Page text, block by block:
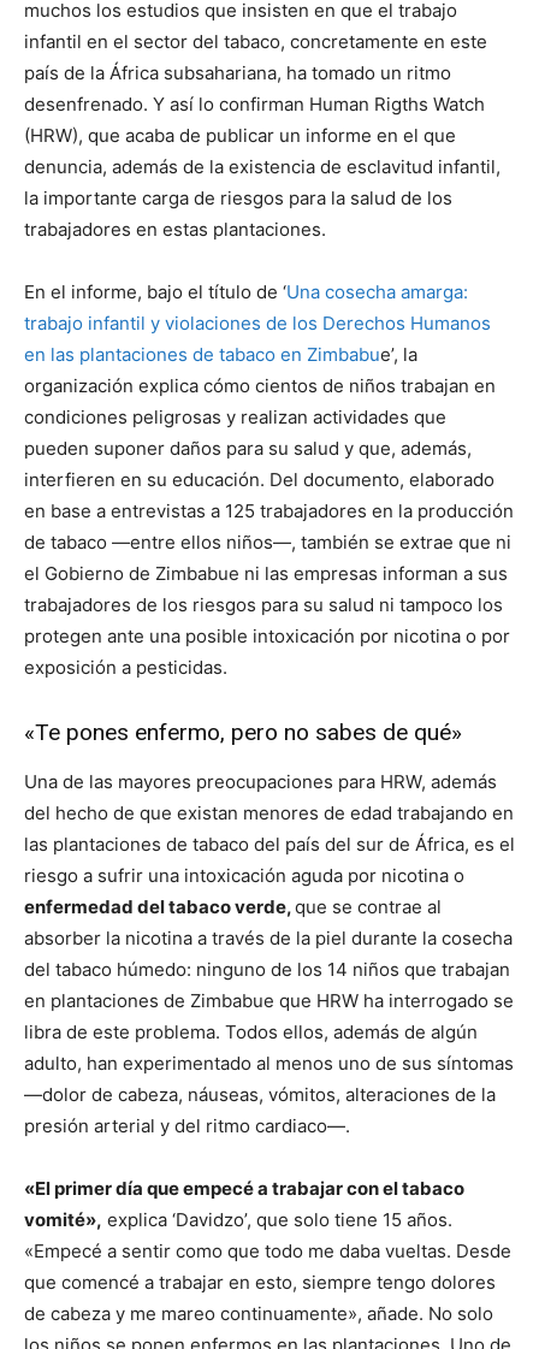
muchos los estudios que insisten en que el trabajo
infantil en el sector del tabaco, concretamente en este
país de la África subsahariana, ha tomado un ritmo
desenfrenado. Y así lo confirman Human Rigths Watch
(HRW), que acaba de publicar un informe en el que
denuncia, además de la existencia de esclavitud infantil,
la importante carga de riesgos para la salud de los
trabajadores en estas plantaciones.
En el informe, bajo el título de ‘Una cosecha amarga:
trabajo infantil y violaciones de los Derechos Humanos
en las plantaciones de tabaco en Zimbabue’, la
organización explica cómo cientos de niños trabajan en
condiciones peligrosas y realizan actividades que
pueden suponer daños para su salud y que, además,
interfieren en su educación. Del documento, elaborado
en base a entrevistas a 125 trabajadores en la producción
de tabaco —entre ellos niños—, también se extrae que ni
el Gobierno de Zimbabue ni las empresas informan a sus
trabajadores de los riesgos para su salud ni tampoco los
protegen ante una posible intoxicación por nicotina o por
exposición a pesticidas.
«Te pones enfermo, pero no sabes de qué»
Una de las mayores preocupaciones para HRW, además
del hecho de que existan menores de edad trabajando en
las plantaciones de tabaco del país del sur de África, es el
riesgo a sufrir una intoxicación aguda por nicotina o
enfermedad del tabaco verde,que se contrae al
absorber la nicotina a través de la piel durante la cosecha
del tabaco húmedo: ninguno de los 14 niños que trabajan
en plantaciones de Zimbabue que HRW ha interrogado se
libra de este problema. Todos ellos, además de algún
adulto, han experimentado al menos uno de sus síntomas
—dolor de cabeza, náuseas, vómitos, alteraciones de la
presión arterial y del ritmo cardiaco—.
«El primer día que empecé a trabajar con el tabaco
vomité», explica ‘Davidzo’, que solo tiene 15 años.
«Empecé a sentir como que todo me daba vueltas. Desde
que comencé a trabajar en esto, siempre tengo dolores
de cabeza y me mareo continuamente», añade. No solo